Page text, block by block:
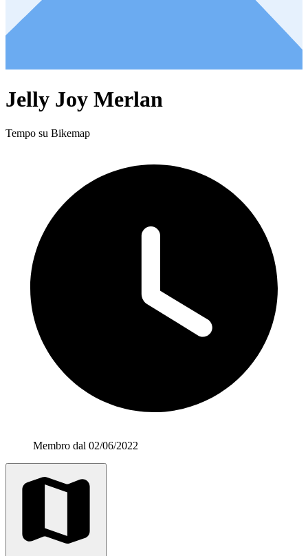
Jelly Joy Merlan
Tempo su Bikemap
Membro dal 02/06/2022